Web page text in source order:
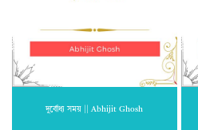
দুর্বোধ্য সময় || Abhijit Ghosh